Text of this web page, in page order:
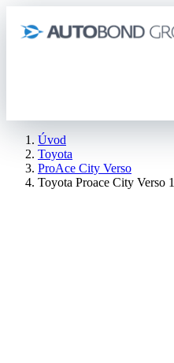
Úvod
Toyota
ProAce City Verso
Toyota Proace City Verso